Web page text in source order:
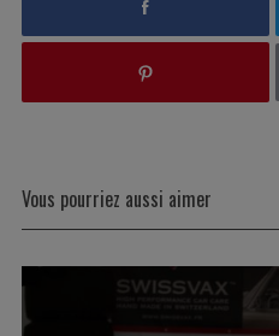
Vous pourriez aussi aimer